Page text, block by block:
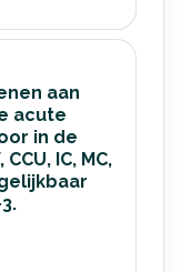
aan
acute
in de
IC, MC,